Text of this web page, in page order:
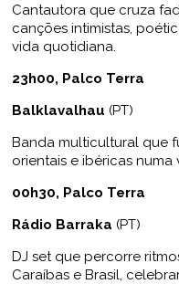
Cantautora que cruza
canções intimistas,
vida quotidiana.
23h00, Palco Terra
Balklavalhau (PT)
Banda multicultural que
orientais e ibéricas numa
00h30, Palco Terra
Rádio Barraka (PT)
DJ set que percorre
Caraíbas e Brasil,